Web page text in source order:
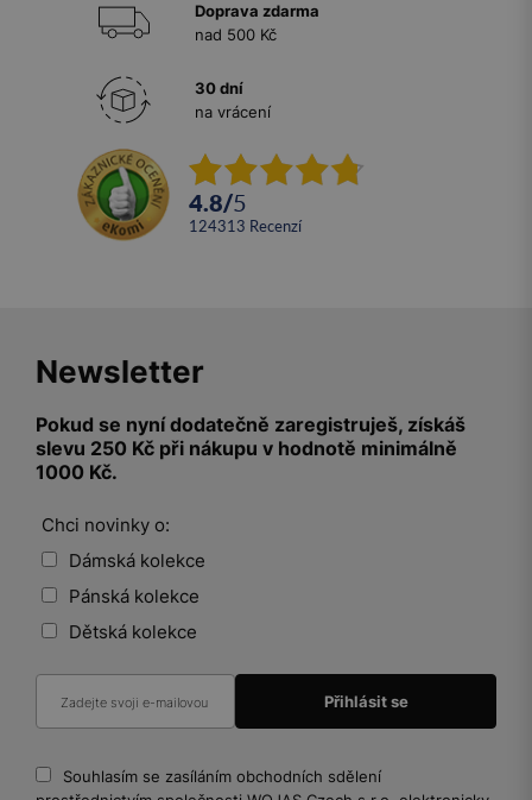
Doprava zdarma
nad 500 Kč
30 dní
na vrácení
4.8/5
124313 recenzí
Newsletter
Pokud se nyní dodatečně zaregistruješ, získáš
slevu 250 Kč při nákupu v hodnotě minimálně
1000 Kč.
Chci novinky o:
Dámská kolekce
Pánská kolekce
Dětská kolekce
Souhlasím se zasíláním obchodních sdělení